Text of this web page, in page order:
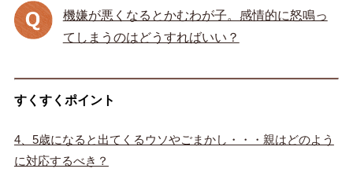
機嫌が悪くなるとかむわが子。感情的に怒鳴っ
てしまうのはどうすればいい？
すくすくポイント
4、5歳になると出てくるウソやごまかし・・・親はどのよう
に対応するべき？